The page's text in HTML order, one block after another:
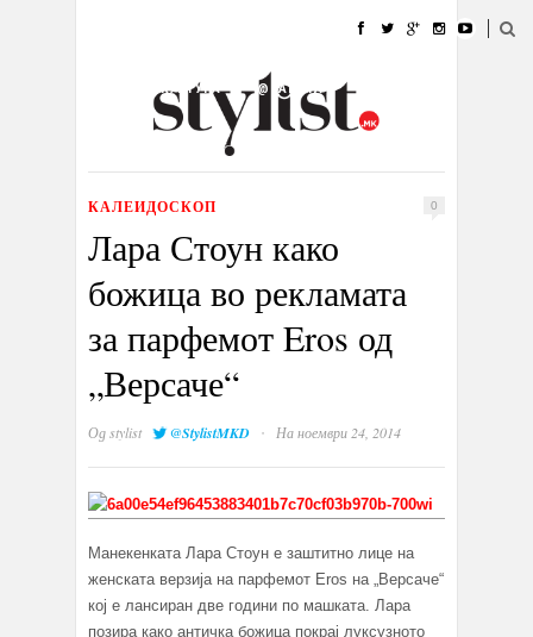
УБАВИНА
КУЛТУРА @РАБОТА
ИЗЛОГ
КАЛЕИДОСКОП 0
Лара Стоун како
божица во рекламата
за парфемот Eros од
„Версаче“
Одstylist @StylistMKD · На ноември 24, 2014
Манекенката Лара Стоун е заштитно лице на
женската верзија на парфемот Eros на „Версаче“
кој е лансиран две години по машката. Лара
позира како античка божица покрај луксузното